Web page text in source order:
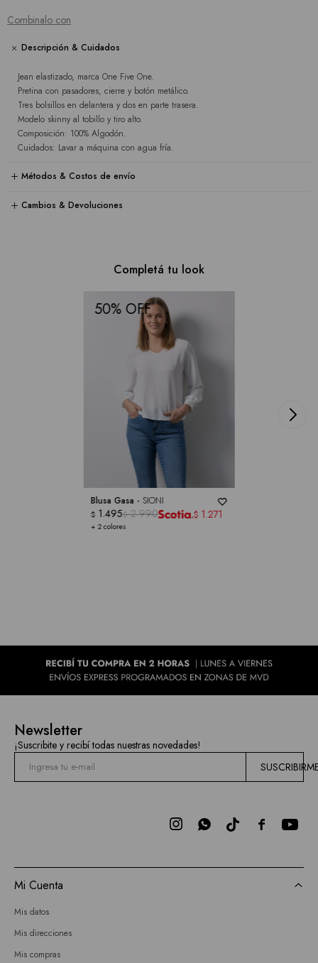
Combinalo con
Descripción & Cuidados
Jean elastizado, marca One Five One.
Pretina con pasadores, cierre y botón metálico.
Tres bolsillos en delantera y dos en parte trasera.
Modelo skinny al tobillo y tiro alto.
Composición: 100% Algodón.
Cuidados: Lavar a máquina con agua fría.
Métodos & Costos de envío
Cambios & Devoluciones
Completá tu look
50
Blusa Gasa - SIONI
+ 2 colores
$ 1.495$ 2.990 $ 1.271
Newsletter
¡Suscribite y recibí todas nuestras novedades!

 
Mi Cuenta
Mis datos
Mis direcciones
Mis compras